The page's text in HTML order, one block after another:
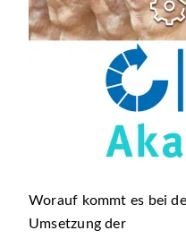
Worauf kommt es bei
Umsetzung der